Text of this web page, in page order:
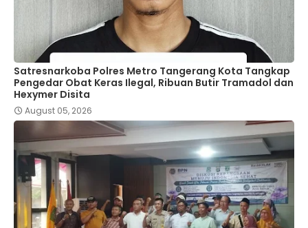
Satresnarkoba Polres Metro Tangerang Kota Tangkap
Pengedar Obat Keras Ilegal, Ribuan Butir Tramadol dan
Hexymer Disita
August 05, 2026